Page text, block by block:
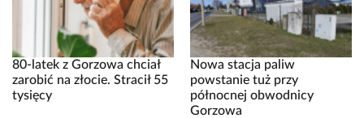
80-latek z Gorzowa chciał
zarobić na złocie. Stracił 55
tysięcy
Nowa stacja paliw
powstanie tuż przy
północnej obwodnicy
Gorzowa